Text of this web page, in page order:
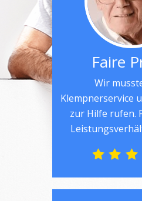
Faire
Wir
Klempnerservice
zur Hilfe rufen.